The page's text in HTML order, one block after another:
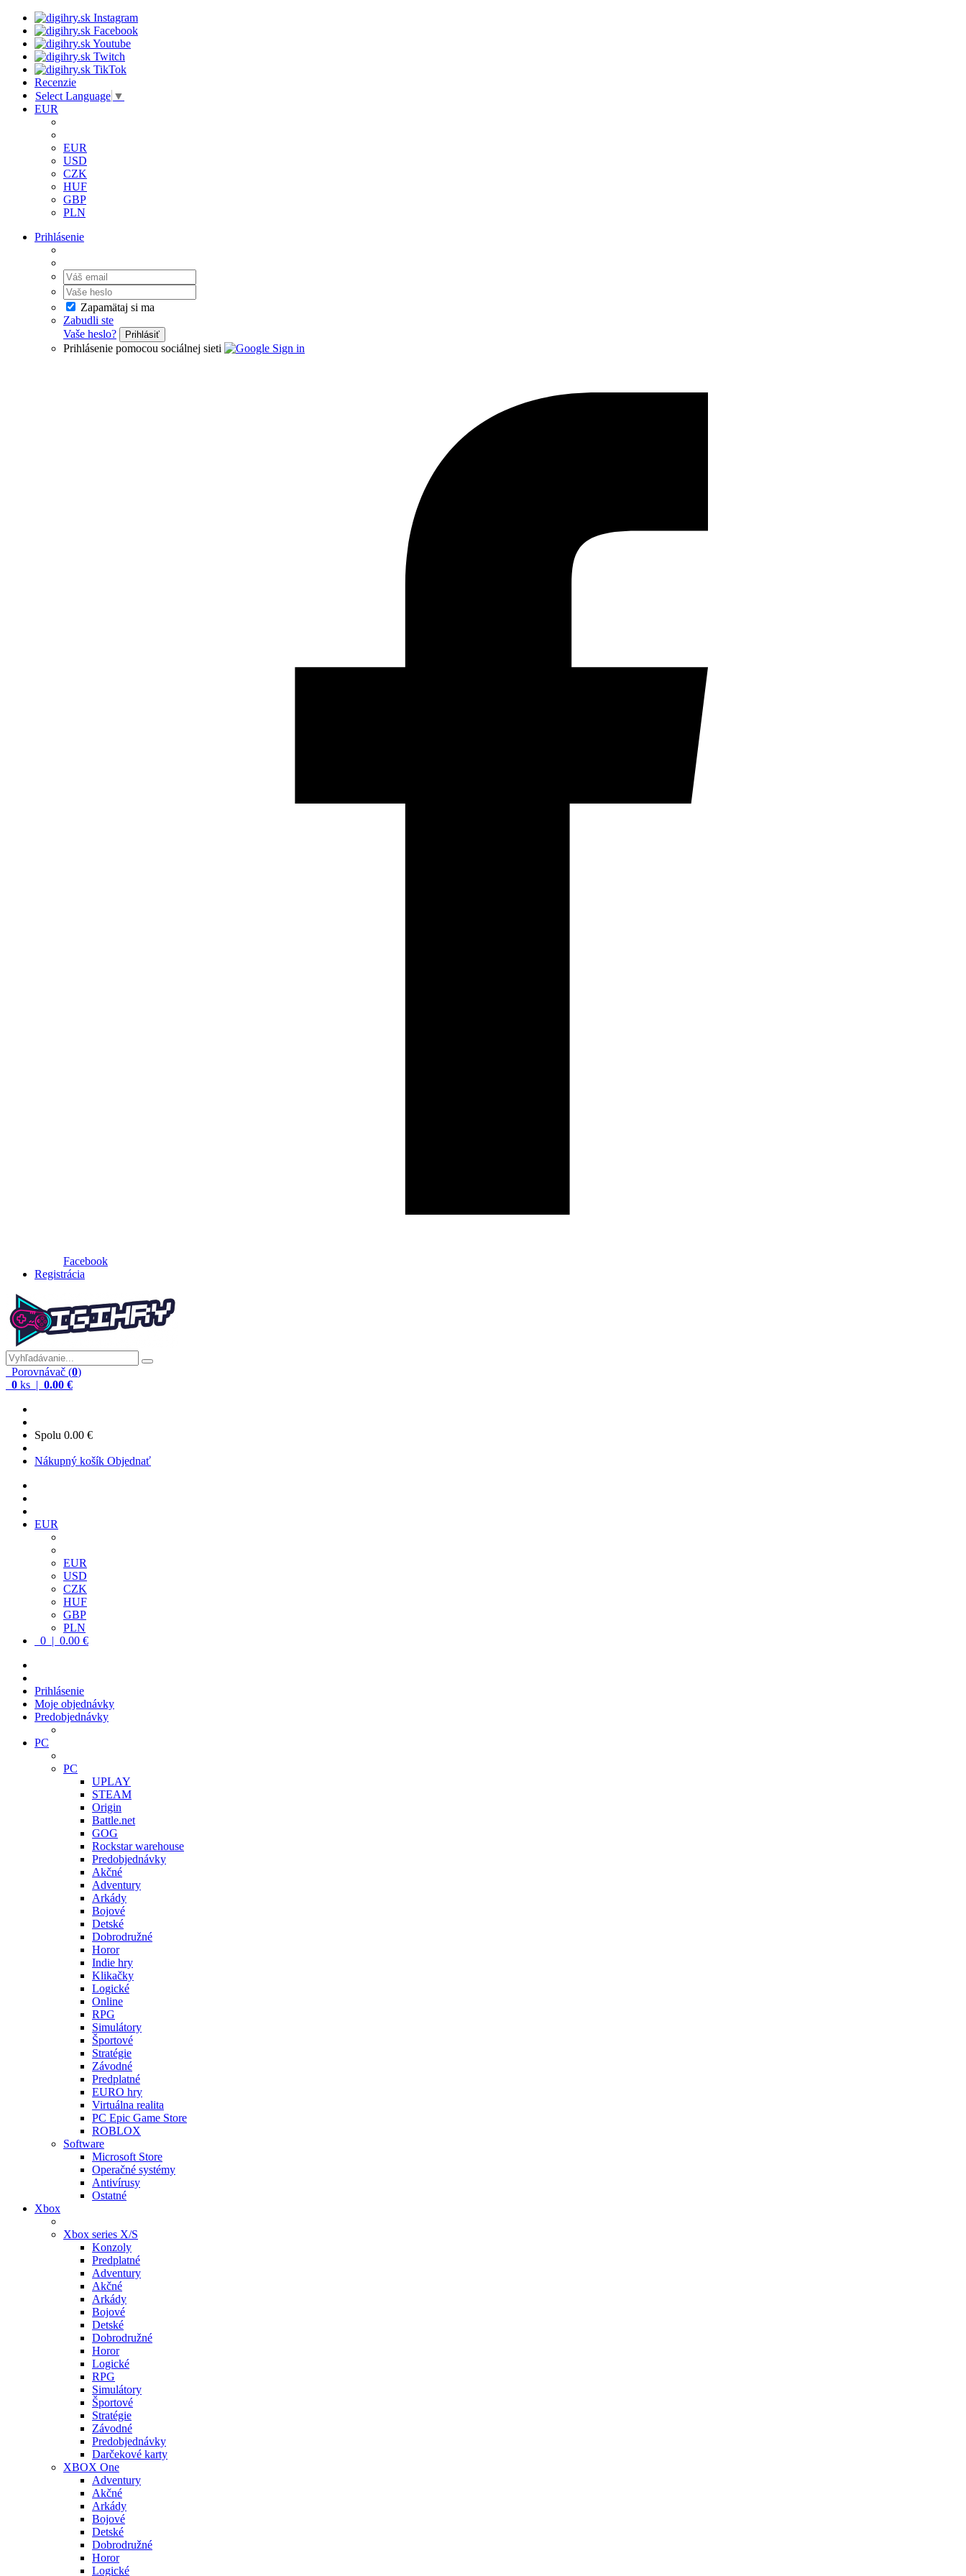
Recenzie
Select Language ▼
EUR
EUR
USD
CZK
HUF
GBP
PLN
Prihlásenie
Zapamätaj si ma
Zabudli ste
Vaše heslo?
Prihlásiť
Prihlásenie pomocou sociálnej sieti
Facebook
Registrácia
Porovnávač (0)
0 ks | 0.00 €
Spolu 0.00 €
Nákupný košík Objednať
EUR
EUR
USD
CZK
HUF
GBP
PLN
0 | 0.00 €
Prihlásenie
Moje objednávky
Predobjednávky
PC
PC
UPLAY
STEAM
Origin
Battle.net
GOG
Rockstar warehouse
Predobjednávky
Akčné
Adventury
Arkády
Bojové
Detské
Dobrodružné
Horor
Indie hry
Klikačky
Logické
Online
RPG
Simulátory
Športové
Stratégie
Závodné
Predplatné
EURO hry
Virtuálna realita
PC Epic Game Store
ROBLOX
Software
Microsoft Store
Operačné systémy
Antivírusy
Ostatné
Xbox
Xbox series X/S
Konzoly
Predplatné
Adventury
Akčné
Arkády
Bojové
Detské
Dobrodružné
Horor
Logické
RPG
Simulátory
Športové
Stratégie
Závodné
Predobjednávky
Darčekové karty
XBOX One
Adventury
Akčné
Arkády
Bojové
Detské
Dobrodružné
Horor
Logické